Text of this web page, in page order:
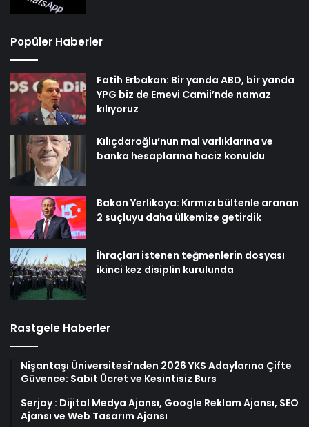
Popüler Haberler
Fatih Erbakan: Bir yanda ABD, bir yanda
YPG biz de Emevi Camii’nde namaz
kılıyoruz
Kılıçdaroğlu’nun mal varlıklarına ve
banka hesaplarına haciz konuldu
Bakan Yerlikaya: Kırmızı bültenle aranan
2 suçluyu daha ülkemize getirdik
İhraçları istenen teğmenlerin dosyası
ikinci kez disiplin kurulunda
Rastgele Haberler
Nişantaşı Üniversitesi’nden 2026 YKS Adaylarına Çifte
Güvence: Sabit Ücret ve Kesintisiz Burs
Serjoy : Dijital Medya Ajansı, Google Reklam Ajansı, SEO
Ajansı ve Web Tasarım Ajansı